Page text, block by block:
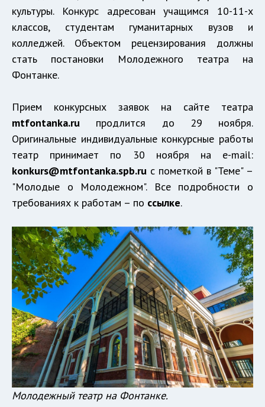
культуры. Конкурс адресован учащимся 10-11-х
классов, студентам гуманитарных вузов и
колледжей. Объектом рецензирования должны
стать постановки Молодежного театра на
Фонтанке.
Прием конкурсных заявок на сайте театра
mtfontanka.ru продлится до 29 ноября.
Оригинальные индивидуальные конкурсные работы
театр принимает по 30 ноября на e-mail:
konkurs@mtfontanka.spb.ru с пометкой в "Теме" –
"Молодые о Молодежном". Все подробности о
требованиях к работам – по ссылке.
Молодежный театр на Фонтанке.